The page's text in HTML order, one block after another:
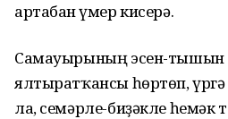
артабан ғүмер кисерә.
Самауырының эсен-тышын
ялтыратҡансы һөртөп,
ла, семәрле-биҙәкле һемәк